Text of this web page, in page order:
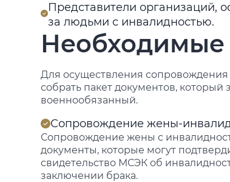
Представители организаций,
за людьми с инвалидностью.
Для осуществления
собрать пакет документов, который
военнообязанный.
Сопровождение жены-
Сопровождение жены с
документы, которые могут
свидетельство МСЭК об
заключении брака.